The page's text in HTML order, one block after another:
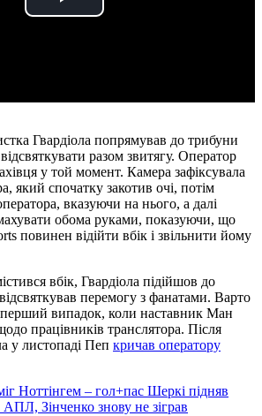
Play
Гвардіола попрямував до трибуни
разом звитягу. Оператор
у той момент. Камера зафіксувала
який спочатку закотив очі, потім
вказуючи на нього, а далі
обома руками, показуючи, що
повинен відійти вбік і звільнити йому
вбік, Гвардіола підійшов до
перемогу з фанатами. Варто
випадок, коли наставник Ман
працівників транслятора. Після
у листопаді Пеп кричав оператору
Ноттінгем – гол+пас Шеркі підняв
Зінченко знову не зіграв